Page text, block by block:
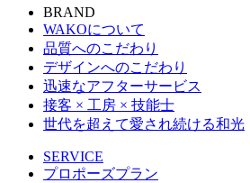
BRAND
WAKOについて
品質へのこだわり
デザインへのこだわり
迅速なアフターサービス
接客 × 工房 × 技能士
世代を超えて愛され続ける和光
SERVICE
プロポーズプラン